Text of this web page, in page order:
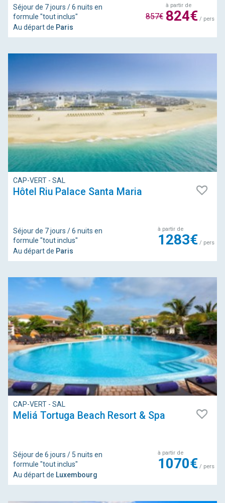
Séjour de 7 jours / 6 nuits en
formule "tout inclus"
Au départ de Paris
à partir de
824€/ pers
857€
CAP-VERT - SAL
Hôtel Riu Palace Santa Maria
Séjour de 7 jours / 6 nuits en
formule "tout inclus"
Au départ de Paris
à partir de
1283€/ pers
CAP-VERT - SAL
Meliá Tortuga Beach Resort & Spa
Séjour de 6 jours / 5 nuits en
formule "tout inclus"
Au départ de Luxembourg
à partir de
1070€/ pers